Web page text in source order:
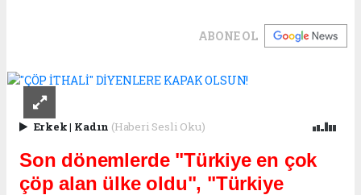
ABONE OL
Erkek| Kadın (Haberi Sesli Oku)
Son dönemlerde "Türkiye en çok
çöp alan ülke oldu", "Türkiye